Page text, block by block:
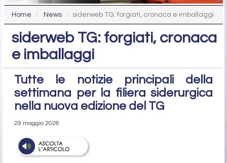
Home News siderweb TG: forgiati, cronaca e imballaggi
siderweb TG: forgiati, cronaca
e imballaggi
Tutte le notizie principali della
settimana per la filiera siderurgica
nella nuova edizione del TG
29 maggio 2026